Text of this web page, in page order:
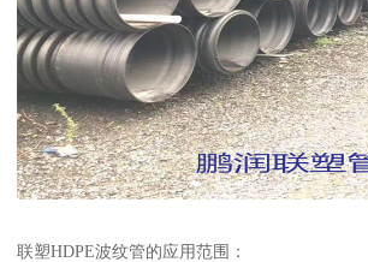
联塑HDPE波纹管的应用范围：